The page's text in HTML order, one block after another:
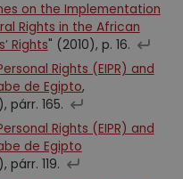
on the Implementation
Rights in the African
Rights" (2010), p. 16.
Rights (EIPR) and
de Egipto,
párr. 165.
Rights (EIPR) and
de Egipto
119.